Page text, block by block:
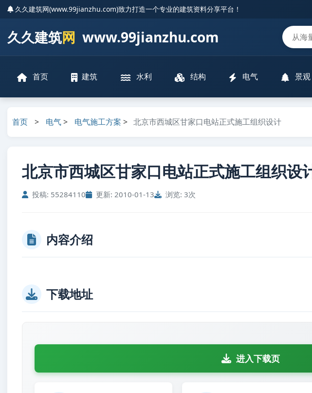
久久建筑网(www.99jianzhu.com)致力打造一个专业的建筑资料分享平台！
久久建筑网 www.99jianzhu.com
首页 建筑 水利 结构 电气 景观
首页 > 电气> 电气施工方案 > 北京市西城区甘家口电站正式施工组织设计
北京市西城区甘家口电站正式施工组织设
投稿: 55284110 更新: 2010-01-13 浏览: 3次
内容介绍
下载地址
进入下载页